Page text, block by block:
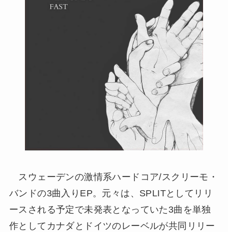
スウェーデンの激情系ハードコア/スクリーモ・
バンドの3曲入りEP。元々は、SPLITとしてリリ
ースされる予定で未発表となっていた3曲を単独
作としてカナダとドイツのレーベルが共同リリー